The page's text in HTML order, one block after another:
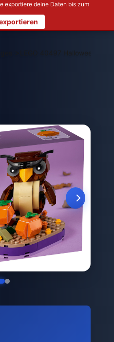
exportiere deine Daten bis zum
LEGO 40497 Halloween-Eule